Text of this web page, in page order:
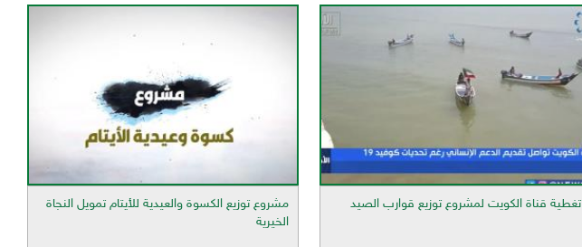
تغطية قناة الكويت لمشروع توزيع قوارب الصيد
مشروع توزيع الكسوة والعيدية للأيتام تمويل النجاة
الخيرية